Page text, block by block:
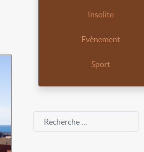
Insolite
Evènement
Sport
Rechercher